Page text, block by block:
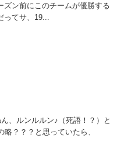
ズン前にこのチームが優勝する
てサ、19...
、ルンルルン♪（死語！？）と
？？？と思っていたら、